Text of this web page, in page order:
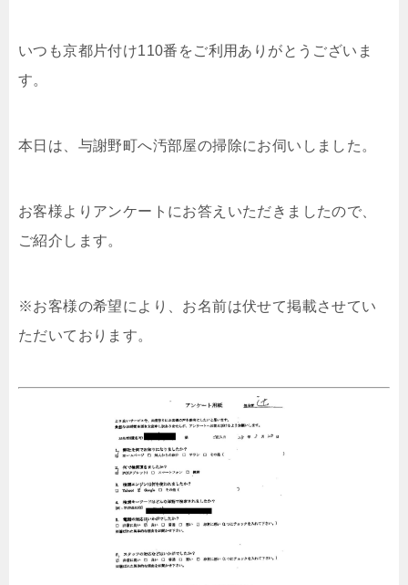
いつも京都片付け110番をご利用ありがとうございま
す。
本日は、与謝野町へ汚部屋の掃除にお伺いしました。
お客様よりアンケートにお答えいただきましたので、
ご紹介します。
※お客様の希望により、お名前は伏せて掲載させてい
ただいております。